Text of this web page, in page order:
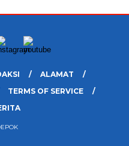
ALAMAT
TERMS OF SERVICE